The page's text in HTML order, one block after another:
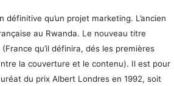
définitive qu’un projet marketing. L’ancien
au Rwanda. Le nouveau titre
qu’il définira, dés les premières
la couverture et le contenu). Il est pour
du prix Albert Londres en 1992, soit